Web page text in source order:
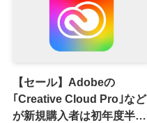
【セール】Adobeの
｢Creative Cloud Pro｣など
が新規購入者は初年度半額